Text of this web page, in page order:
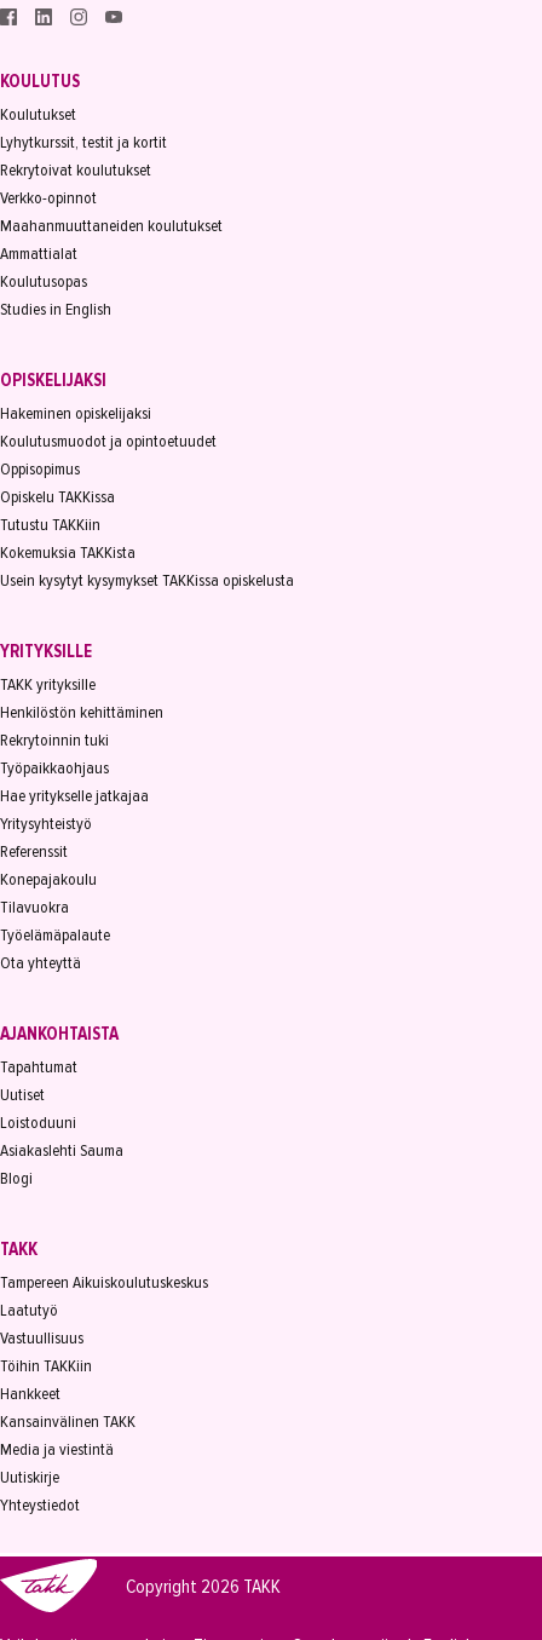
KOULUTUS
Koulutukset
Lyhytkurssit, testit ja kortit
Rekrytoivat koulutukset
Verkko-opinnot
Maahanmuuttaneiden koulutukset
Ammattialat
Koulutusopas
Studies in English
OPISKELIJAKSI
Hakeminen opiskelijaksi
Koulutusmuodot ja opintoetuudet
Oppisopimus
Opiskelu TAKKissa
Tutustu TAKKiin
Kokemuksia TAKKista
Usein kysytyt kysymykset TAKKissa opiskelusta
YRITYKSILLE
TAKK yrityksille
Henkilöstön kehittäminen
Rekrytoinnin tuki
Työpaikkaohjaus
Hae yritykselle jatkajaa
Yritysyhteistyö
Referenssit
Konepajakoulu
Tilavuokra
Työelämäpalaute
Ota yhteyttä
AJANKOHTAISTA
Tapahtumat
Uutiset
Loistoduuni
Asiakaslehti Sauma
Blogi
TAKK
Tampereen Aikuiskoulutuskeskus
Laatutyö
Vastuullisuus
Töihin TAKKiin
Hankkeet
Kansainvälinen TAKK
Media ja viestintä
Uutiskirje
Yhteystiedot
Copyright 2026 TAKK